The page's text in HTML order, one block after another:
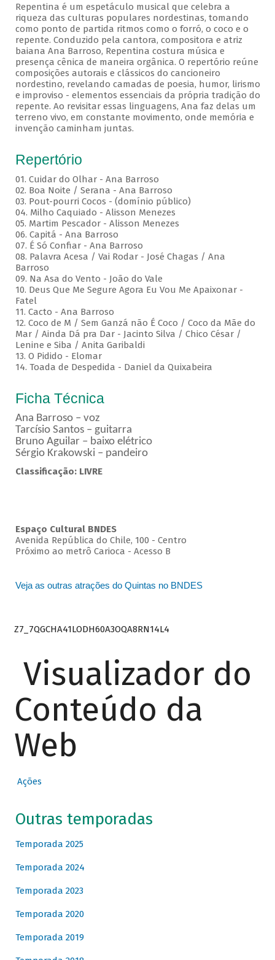
Repentina é um espetáculo musical que celebra a
riqueza das culturas populares nordestinas, tomando
como ponto de partida ritmos como o forró, o coco e o
repente. Conduzido pela cantora, compositora e atriz
baiana Ana Barroso, Repentina costura música e
presença cênica de maneira orgânica. O repertório reúne
composições autorais e clássicos do cancioneiro
nordestino, revelando camadas de poesia, humor, lirismo
e improviso - elementos essenciais da própria tradição do
repente. Ao revisitar essas linguagens, Ana faz delas um
terreno vivo, em constante movimento, onde memória e
invenção caminham juntas.
Repertório
01. Cuidar do Olhar - Ana Barroso
02. Boa Noite / Serana - Ana Barroso
03. Pout-pourri Cocos - (domínio público)
04. Milho Caquiado - Alisson Menezes
05. Martim Pescador - Alisson Menezes
06. Capitá - Ana Barroso
07. É Só Confiar - Ana Barroso
08. Palavra Acesa / Vai Rodar - José Chagas / Ana
Barroso
09. Na Asa do Vento - João do Vale
10. Deus Que Me Segure Agora Eu Vou Me Apaixonar -
Fatel
11. Cacto - Ana Barroso
12. Coco de M / Sem Ganzá não É Coco / Coco da Mãe do
Mar / Ainda Dá pra Dar - Jacinto Silva / Chico César /
Lenine e Siba / Anita Garibaldi
13. O Pidido - Elomar
14. Toada de Despedida - Daniel da Quixabeira
Ficha Técnica
Ana Barroso – voz
Tarcísio Santos – guitarra
Bruno Aguilar – baixo elétrico
Sérgio Krakowski – pandeiro
Classificação: LIVRE
Espaço Cultural BNDES
Avenida República do Chile, 100 - Centro
Próximo ao metrô Carioca - Acesso B
Veja as outras atrações do Quintas no BNDES
Z7_7QGCHA41LODH60A3OQA8RN14L4
Visualizador do
Conteúdo da
Web
Ações
Outras temporadas
Temporada 2025
Temporada 2024
Temporada 2023
Temporada 2020
Temporada 2019